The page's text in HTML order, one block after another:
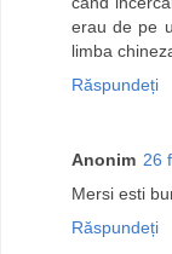
erau de pe
limba
Răspundeți
Anonim 26
Mersi esti
Răspundeți